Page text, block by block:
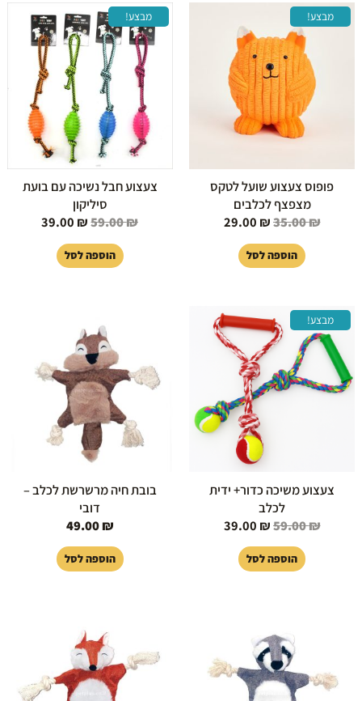
מבצע!
פופוס צעצוע שועל לטקס
מצפצף לכלבים
35.00₪
המקורי
היה:
35.00 ₪.
29.00 ₪
הוספה לסל
מבצע!
צעצוע חבל נשיכה עם בועת
סיליקון
59.00₪
המחיר
המקורי
היה:
59.00 ₪.
39.00 ₪
המחיר
הנוכחי
הוא:
39.00 ₪.
הוספה לסל
מבצע!
צעצוע משיכה כדור+ ידית
לכלב
59.00₪
המחיר
המקורי
היה:
59.00 ₪.
39.00 ₪
המחיר
הנוכחי
הוא:
הוספה לסל
בובת חיה מרשרשת לכלב –
דובי
49.00₪
הוספה לסל